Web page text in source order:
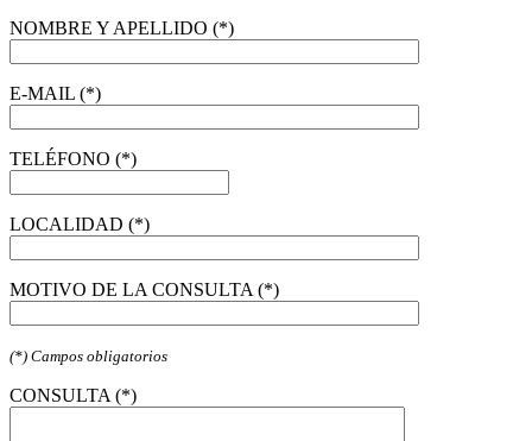
NOMBRE Y APELLIDO (*)
E-MAIL (*)
TELÉFONO (*)
LOCALIDAD (*)
MOTIVO DE LA CONSULTA (*)
(*) Campos obligatorios
CONSULTA (*)